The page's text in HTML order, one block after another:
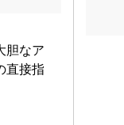
胆なア
直接指